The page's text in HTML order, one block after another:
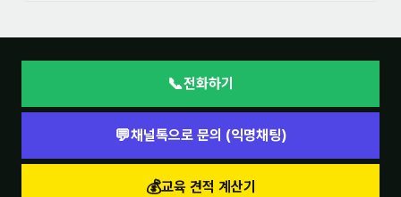
📞전화하기
💬채널톡으로 문의 (익명채팅)
💰교육 견적 계산기